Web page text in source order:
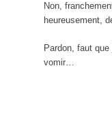
Non,
heureusement,
Pardon, faut
vomir…